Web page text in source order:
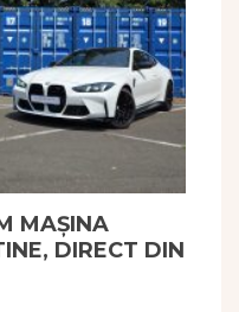
MAȘINA
DIRECT DIN